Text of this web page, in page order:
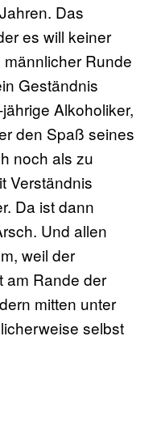
Das
es will keiner
Runde
Geständnis
Alkoholiker,
den Spaß seines
noch als zu
Verständnis
Da ist dann
Und allen
weil der
am Rande der
mitten unter
selbst